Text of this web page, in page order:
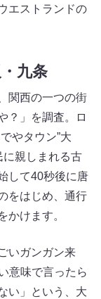
エストランドの
九条
関西の一つの街
？」を調査。ロ
やタウン”大
に親しまれる古
して40秒後に唐
をはじめ、通行
かけます。
いガンガン来
意味で言ったら
い」という、大